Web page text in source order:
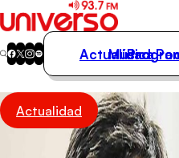
Actualidad
Música
Programas
Actualidad
Música
Actualidad